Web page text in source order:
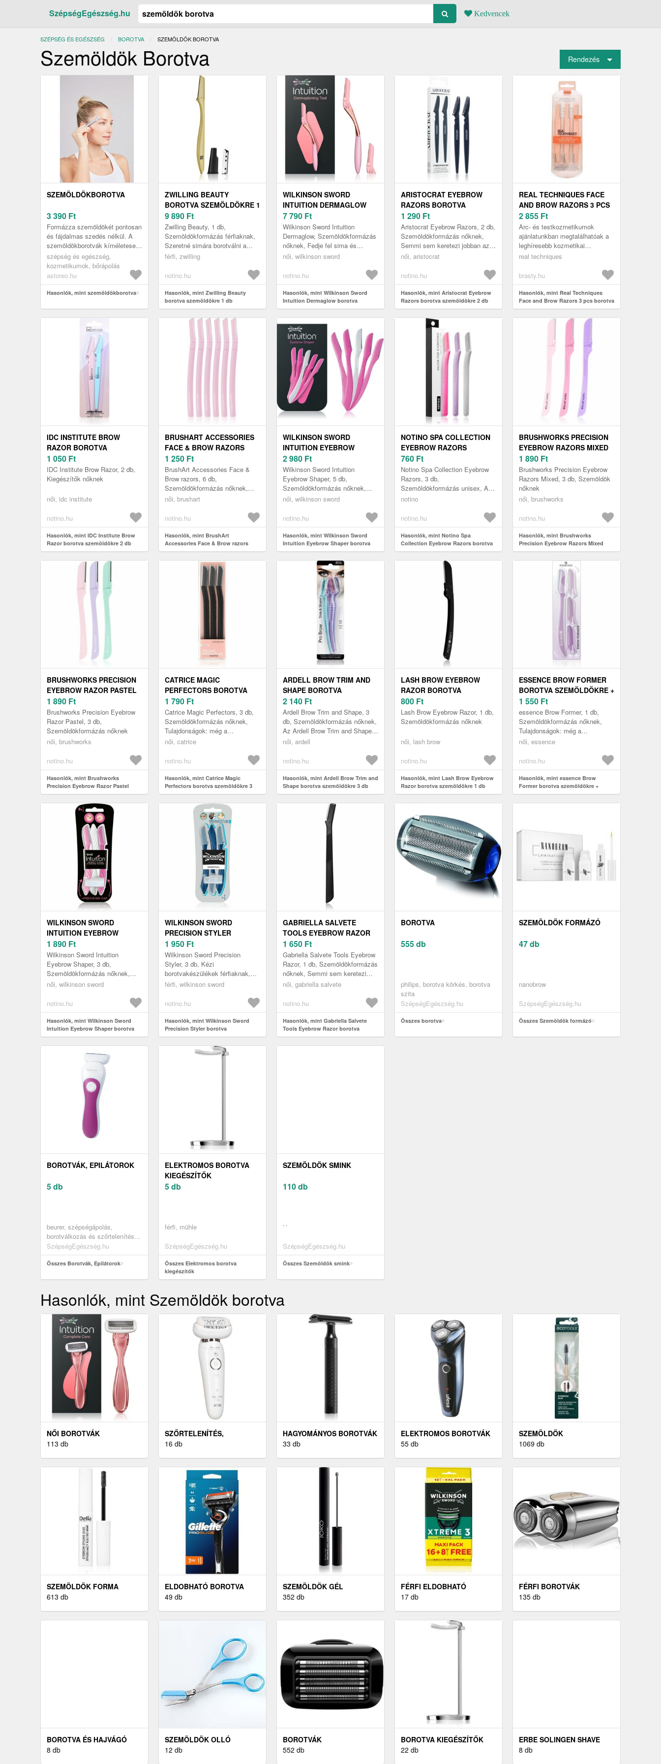
SzépségEgészség.hu Kedvencek
SZÉPSÉG ÉS EGÉSZSÉG BOROTVA JELENLEGI:
SZEMÖLDÖK BOROTVA
Szemöldök Borotva Rendezés
SZEMÖLDÖKBOROTVA
3 390 Ft
Formázza szemöldökét pontosan
és fájdalmas szedés nélkül. A
szemöldökborotvák kíméletesen
és gyorsan eltávolítják a
szőrszálakat. Pillanatok alatt ...
szépség és egészség,
kozmetikumok, bőrápolás
astoreo.hu
Hasonlók, mint szemöldökborotva
ZWILLING BEAUTY
BOROTVA SZEMÖLDÖKRE 1
DB
9 890 Ft
Zwilling Beauty, 1 db,
Szemöldökformázás férfiaknak,
Szeretné simára borotválni a
testét vagy annak egyes részeit?
boro...
férfi, zwilling
notino.hu
Hasonlók, mint Zwilling Beauty
borotva szemöldökre 1 db
WILKINSON SWORD
INTUITION DERMAGLOW
BOROTVA SZEMÖLDÖKRE
7 790 Ft
Wilkinson Sword Intuition
Dermaglow, Szemöldökformázás
nőknek, Fedje fel sima és
ragyogó bőrét. A Wilkinson
borotva két c...
női, wilkinson sword
notino.hu
Hasonlók, mint Wilkinson Sword
Intuition Dermaglow borotva
szemöldökre
ARISTOCRAT EYEBROW
RAZORS BOROTVA
SZEMÖLDÖKRE 2 DB
1 290 Ft
Aristocrat Eyebrow Razors, 2 db,
Szemöldökformázás nőknek,
Semmi sem keretezi jobban az
arcot, mint az ápolt, tökéletesen
női, aristocrat
notino.hu
Hasonlók, mint Aristocrat Eyebrow
Razors borotva szemöldökre 2 db
REAL TECHNIQUES FACE
AND BROW RAZORS 3 PCS
BOROTVA SZEMÖLDÖKRE
2 855 Ft
Arc- és testkozmetikumok
ajánlatunkban megtalálhatóak a
leghíresebb kozmetikai
márkanevek Ez a/az Real
borotválkozás, epilálás...
real techniques
brasty.hu
Hasonlók, mint Real Techniques
Face and Brow Razors 3 pcs borotva
szemöldökre
IDC INSTITUTE BROW
RAZOR BOROTVA
SZEMÖLDÖKRE 2 DB
1 050 Ft
IDC Institute Brow Razor, 2 db,
Kiegészítők nőknek
női, idc institute
notino.hu
Hasonlók, mint IDC Institute Brow
Razor borotva szemöldökre 2 db
BRUSHART ACCESSORIES
FACE & BROW RAZORS
BOROTVA SZEMÖLDÖKRE 6
DB
1 250 Ft
BrushArt Accessories Face &
Brow razors, 6 db,
Szemöldökformázás nőknek,
Pengék a legfinomabb
szemöldök formázása precí...
női, brushart
notino.hu
Hasonlók, mint BrushArt
Accessories Face & Brow razors
borotva szemöldökre 6 db
WILKINSON SWORD
INTUITION EYEBROW
SHAPER BOROTVA
SZEMÖLDÖKRE 5 DB
2 980 Ft
Wilkinson Sword Intuition
Eyebrow Shaper, 5 db,
Szemöldökformázás nőknek,
Formázza szemöldökét
A Wilkinson Sword B...
női, wilkinson sword
notino.hu
Hasonlók, mint Wilkinson Sword
Intuition Eyebrow Shaper borotva
szemöldökre 5 db
NOTINO SPA COLLECTION
EYEBROW RAZORS
BOROTVA SZEMÖLDÖKRE 3
DB
760 Ft
Notino Spa Collection Eyebrow
Razors, 3 db,
Szemöldökformázás unisex, A
tökéletes megjelenés eléréséhez
arcszőrzet eltáv...
notino
notino.hu
Hasonlók, mint Notino Spa
Collection Eyebrow Razors borotva
szemöldökre 3 db
BRUSHWORKS PRECISION
EYEBROW RAZORS MIXED
BOROTVA SZEMÖLDÖKRE
1 890 Ft
Brushworks Precision Eyebrow
Razors Mixed, 3 db, Szemöldök
nőknek
női, brushworks
notino.hu
Hasonlók, mint Brushworks
Precision Eyebrow Razors Mixed
borotva szemöldökre
BRUSHWORKS PRECISION
EYEBROW RAZOR PASTEL
BOROTVA SZEMÖLDÖKRE
1 890 Ft
Brushworks Precision Eyebrow
Razor Pastel, 3 db,
Szemöldökformázás nőknek
női, brushworks
notino.hu
Hasonlók, mint Brushworks
Precision Eyebrow Razor Pastel
borotva szemöldökre
CATRICE MAGIC
PERFECTORS BOROTVA
SZEMÖLDÖKRE 3 DB
1 790 Ft
Catrice Magic Perfectors, 3 db,
Szemöldökformázás nőknek,
Tulajdonságok: még a
legfinomabb szőrszálakat is
eredményt bizto...
női, catrice
notino.hu
Hasonlók, mint Catrice Magic
Perfectors borotva szemöldökre 3
db
ARDELL BROW TRIM AND
SHAPE BOROTVA
SZEMÖLDÖKRE 3 DB
2 140 Ft
Ardell Brow Trim and Shape, 3
db, Szemöldökformázás nőknek,
Az Ardell Brow Trim and Shape
borotva szemöldökre, arcra, és
női, ardell
notino.hu
Hasonlók, mint Ardell Brow Trim and
Shape borotva szemöldökre 3 db
LASH BROW EYEBROW
RAZOR BOROTVA
SZEMÖLDÖKRE 1 DB
800 Ft
Lash Brow Eyebrow Razor, 1 db,
Szemöldökformázás nőknek
női, lash brow
notino.hu
Hasonlók, mint Lash Brow Eyebrow
Razor borotva szemöldökre 1 db
ESSENCE BROW FORMER
BOROTVA SZEMÖLDÖKRE +
TARTALÉK FEJ 1 DB
1 550 Ft
essence Brow Former, 1 db,
Szemöldökformázás nőknek,
Tulajdonságok: még a
legfinomabb szőrszálakat is
eredményt biztosít m...
női, essence
notino.hu
Hasonlók, mint essence Brow
Former borotva szemöldökre +
tartalék fej 1 db
WILKINSON SWORD
INTUITION EYEBROW
SHAPER BOROTVA
SZEMÖLDÖKRE 3 DB
1 890 Ft
Wilkinson Sword Intuition
Eyebrow Shaper, 3 db,
Szemöldökformázás nőknek,
Formázza szemöldökét
A Wilkinson Sword B...
női, wilkinson sword
notino.hu
Hasonlók, mint Wilkinson Sword
Intuition Eyebrow Shaper borotva
szemöldökre 3 db
WILKINSON SWORD
PRECISION STYLER
BOROTVA SZEMÖLDÖKRE
URAKNAK 3 DB
1 950 Ft
Wilkinson Sword Precision
Styler, 3 db, Kézi
borotvakészülékek férfiaknak,
Szeretné simára borotválni arcát
praktikus W...
férfi, wilkinson sword
notino.hu
Hasonlók, mint Wilkinson Sword
Precision Styler borotva
szemöldökre uraknak 3 db
GABRIELLA SALVETE
TOOLS EYEBROW RAZOR
BOROTVA SZEMÖLDÖKRE 1
DB
1 650 Ft
Gabriella Salvete Tools Eyebrow
Razor, 1 db, Szemöldökformázás
nőknek, Semmi sem keretezi
jobban az arcot, mint az ápolt,
női, gabriella salvete
notino.hu
Hasonlók, mint Gabriella Salvete
Tools Eyebrow Razor borotva
szemöldökre 1 db
BOROTVA
555 db
philips, borotva körkés, borotva
szita
SzépségEgészség.hu
Összes borotva
SZEMÖLDÖK FORMÁZÓ
47 db
nanobrow
SzépségEgészség.hu
Összes Szemöldök formázó
BOROTVÁK, EPILÁTOROK
5 db
beurer, szépségápolás,
borotválkozás és szőrtelenítés,
borotvák, női borotvák
SzépségEgészség.hu
Összes Borotvák, Epilátorok
ELEKTROMOS BOROTVA
KIEGÉSZÍTŐK
5 db
férfi, mühle
SzépségEgészség.hu
Összes Elektromos borotva
kiegészítők
SZEMÖLDÖK SMINK
110 db
' '
SzépségEgészség.hu
Összes Szemöldök smink
Hasonlók, mint Szemöldök borotva
NŐI BOROTVÁK
113 db
SZŐRTELENÍTÉS,
BOROTVÁK, EPILÁTOROK
16 db
HAGYOMÁNYOS BOROTVÁK
33 db
ELEKTROMOS BOROTVÁK
55 db
SZEMÖLDÖK
1069 db
SZEMÖLDÖK FORMA
613 db
ELDOBHATÓ BOROTVA
49 db
SZEMÖLDÖK GÉL
SZEMPILLASPIRÁL
352 db
FÉRFI ELDOBHATÓ
BOROTVÁK
17 db
FÉRFI BOROTVÁK
135 db
BOROTVA ÉS HAJVÁGÓ
SZETTEK
8 db
SZEMÖLDÖK OLLÓ
12 db
BOROTVÁK
552 db
BOROTVA KIEGÉSZÍTŐK
22 db
ERBE SOLINGEN SHAVE
BOROTVA
8 db